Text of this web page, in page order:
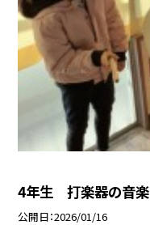
4年生 打楽器の音楽
公開日 2026/01/16